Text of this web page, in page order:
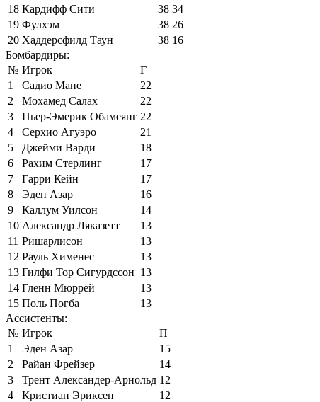
18 Кардифф Сити 38 34
19 Фулхэм 38 26
20 Хаддерсфилд Таун 38 16
Бомбардиры:
№ Игрок
Г
1
Садио Мане
22
2
Мохамед Салах
22
3
Пьер-Эмерик Обамеянг 22
4
Серхио Агуэро
21
5
Джейми Варди
18
6
Рахим Стерлинг
17
7
Гарри Кейн
17
8
Эден Азар
16
9
Каллум Уилсон
14
10 Александр Ляказетт
13
11 Ришарлисон
13
12 Рауль Хименес
13
13 Гилфи Тор Сигурдссон 13
14 Гленн Мюррей
13
15 Поль Погба
13
Ассистенты:
№ Игрок
П
1
Эден Азар
15
2
Райан Фрейзер
14
3
Трент Александер-Арнольд 12
4
Кристиан Эриксен
12